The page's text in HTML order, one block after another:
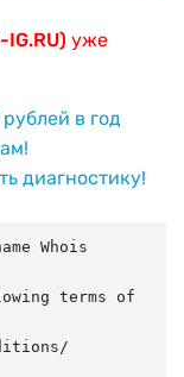
уже
рублей в год
диагностику!
Whois
terms of